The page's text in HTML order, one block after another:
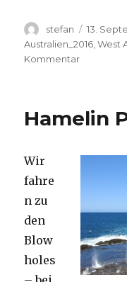
Autor
stefan
am
13.
Australien_2016 ,West
Kommentarzu
Hamelin
Wir
fahre
n zu
den
Blow
holes